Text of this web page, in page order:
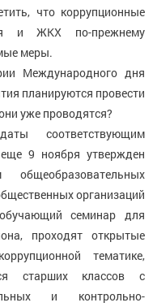
что коррупционные
и ЖКХ по-прежнему
меры.
Международного дня
планируются провести
уже проводятся?
соответствующим
9 ноября утвержден
организаций
семинар для
проходят открытые
тематике,
старших классов с
и контрольно-